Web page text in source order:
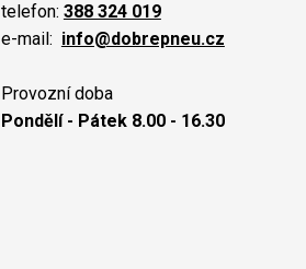
telefon: 388 324 019
e-mail: info@dobrepneu.cz
Provozní doba
Pondělí - Pátek 8.00 - 16.30